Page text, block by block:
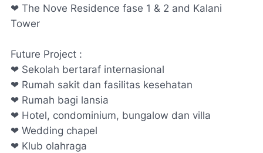
❤ The Nove Residence fase 1 & 2 and Kalani
Tower
Future Project :
❤ Sekolah bertaraf internasional
❤ Rumah sakit dan fasilitas kesehatan
❤ Rumah bagi lansia
❤ Hotel, condominium, bungalow dan villa
❤ Wedding chapel
❤ Klub olahraga